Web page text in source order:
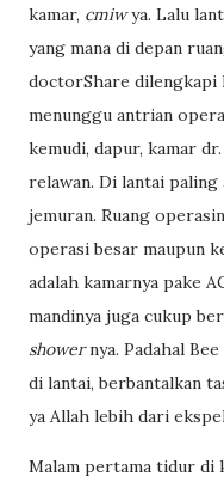
kamar, cmiwya. Lalu
yang mana di depan
doctorShare dilengkapi
menunggu antrian
kemudi, dapur, kamar
relawan. Di lantai
jemuran. Ruang
operasi besar maupun
adalah kamarnya pake
mandinya juga cukup
showernya. Padahal
di lantai, berbantalkan
ya Allah lebih dari
Malam pertama tidur di